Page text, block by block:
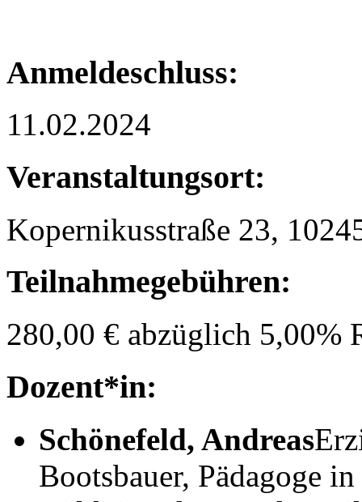
Anmeldeschluss:
11.02.2024
Veranstaltungsort:
Kopernikusstraße 23,
Teilnahmegebühren:
280,00 € abzüglich 5,00%
Dozent*in:
Schönefeld, Andreas
Bootsbauer, Pädagoge